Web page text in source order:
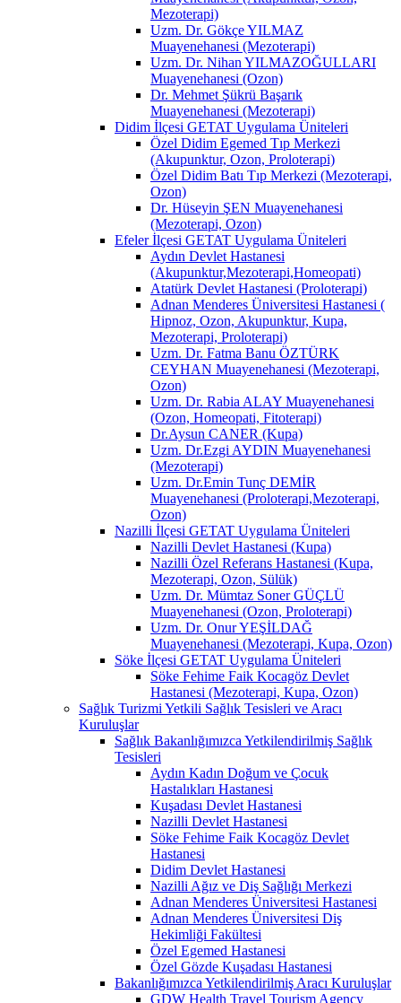
Mezoterapi)
Uzm. Dr. Gökçe YILMAZ
Muayenehanesi (Mezoterapi)
Uzm. Dr. Nihan YILMAZOĞULLARI
Muayenehanesi (Ozon)
Dr. Mehmet Şükrü Başarık
Muayenehanesi (Mezoterapi)
Didim İlçesi GETAT Uygulama Üniteleri
Özel Didim Egemed Tıp Merkezi
(Akupunktur, Ozon, Proloterapi)
Özel Didim Batı Tıp Merkezi (Mezoterapi,
Ozon)
Dr. Hüseyin ŞEN Muayenehanesi
(Mezoterapi, Ozon)
Efeler İlçesi GETAT Uygulama Üniteleri
Aydın Devlet Hastanesi
(Akupunktur,Mezoterapi,Homeopati)
Atatürk Devlet Hastanesi (Proloterapi)
Adnan Menderes Üniversitesi Hastanesi (
Hipnoz, Ozon, Akupunktur, Kupa,
Mezoterapi, Proloterapi)
Uzm. Dr. Fatma Banu ÖZTÜRK
CEYHAN Muayenehanesi (Mezoterapi,
Ozon)
Uzm. Dr. Rabia ALAY Muayenehanesi
(Ozon, Homeopati, Fitoterapi)
Dr.Aysun CANER (Kupa)
Uzm. Dr.Ezgi AYDIN Muayenehanesi
(Mezoterapi)
Uzm. Dr.Emin Tunç DEMİR
Muayenehanesi (Proloterapi,Mezoterapi,
Ozon)
Nazilli İlçesi GETAT Uygulama Üniteleri
Nazilli Devlet Hastanesi (Kupa)
Nazilli Özel Referans Hastanesi (Kupa,
Mezoterapi, Ozon, Sülük)
Uzm. Dr. Mümtaz Soner GÜÇLÜ
Muayenehanesi (Ozon, Proloterapi)
Uzm. Dr. Onur YEŞİLDAĞ
Muayenehanesi (Mezoterapi, Kupa, Ozon)
Söke İlçesi GETAT Uygulama Üniteleri
Söke Fehime Faik Kocagöz Devlet
Hastanesi (Mezoterapi, Kupa, Ozon)
Sağlık Turizmi Yetkili Sağlık Tesisleri ve Aracı
Kuruluşlar
Sağlık Bakanlığımızca Yetkilendirilmiş Sağlık
Tesisleri
Aydın Kadın Doğum ve Çocuk
Hastalıkları Hastanesi
Kuşadası Devlet Hastanesi
Nazilli Devlet Hastanesi
Söke Fehime Faik Kocagöz Devlet
Hastanesi
Didim Devlet Hastanesi
Nazilli Ağız ve Diş Sağlığı Merkezi
Adnan Menderes Üniversitesi Hastanesi
Adnan Menderes Üniversitesi Diş
Hekimliği Fakültesi
Özel Egemed Hastanesi
Özel Gözde Kuşadası Hastanesi
Bakanlığımızca Yetkilendirilmiş Aracı Kuruluşlar
GDW Health Travel Tourism Agency